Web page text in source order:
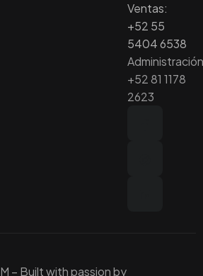
Ventas:
+52 55
5404 6538
+52 81 1178
2623
– Built with passion by